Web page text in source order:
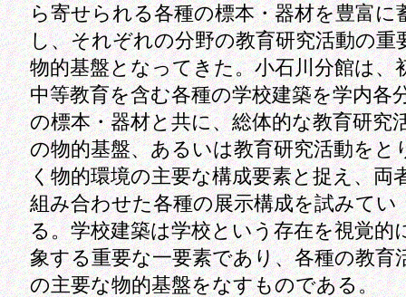
ら寄せられる各種の標本・器材を豊富に
し、それぞれの分野の教育研究活動の重
物的基盤となってきた。小石川分館は、
中等教育を含む各種の学校建築を学内各
の標本・器材と共に、総体的な教育研究
の物的基盤、あるいは教育研究活動をと
く物的環境の主要な構成要素と捉え、両
組み合わせた各種の展示構成を試みてい
る。学校建築は学校という存在を視覚的
象する重要な一要素であり、各種の教育
の主要な物的基盤をなすものである。